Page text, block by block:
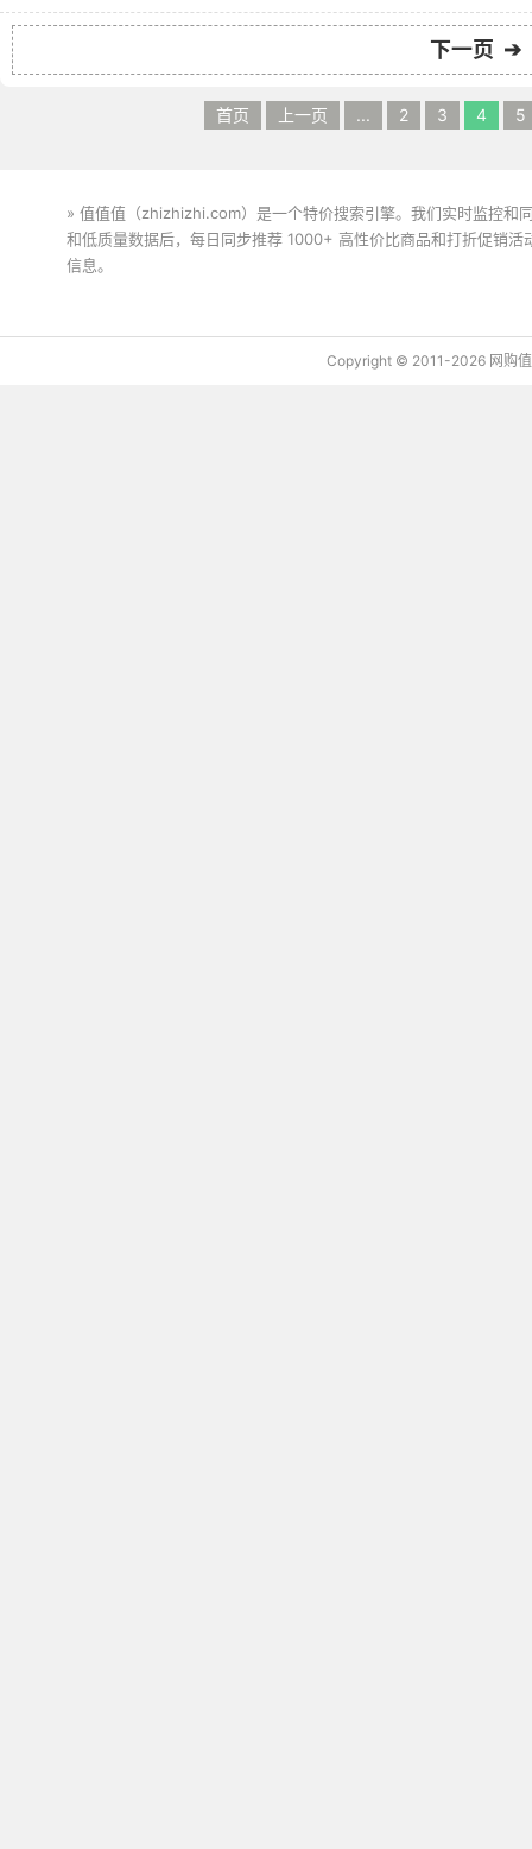
下一页 ➔
首页 上一页 ... 2 3 4 5
» 值值值（zhizhizhi.com）是一个特价搜索引擎。我们实时监控和
和低质量数据后，每日同步推荐 1000+ 高性价比商品和打折促销
信息。
Copyright © 2011-2026 网购